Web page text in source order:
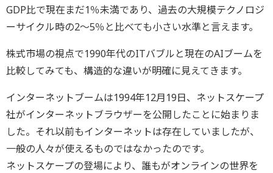
GDP比で現在まだ1％未満であり、過去の大規模テクノロジ
ーサイクル時の2～5％と比べても小さい水準と言えます。
株式市場の視点で1990年代のITバブルと現在のAIブームを
比較してみても、構造的な違いが明確に見えてきます。
インターネットブームは1994年12月19日、ネットスケープ
社がインターネットブラウザーを公開したことに始まりま
した。それ以前もインターネットは存在していましたが、
一般の人々が使えるものではなかったのです。
ネットスケープの登場により、誰もがオンラインの世界を